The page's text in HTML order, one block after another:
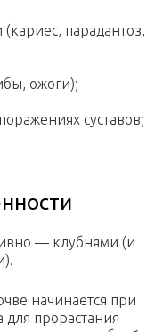
парадантоз,
ожоги);
суставов;
— клубнями (и
начинается при
для прорастания